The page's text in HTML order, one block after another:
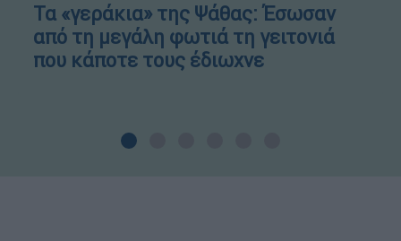
Τα «γεράκια» της Ψάθας: Έσωσαν
από τη μεγάλη φωτιά τη γειτονιά
που κάποτε τους έδιωχνε